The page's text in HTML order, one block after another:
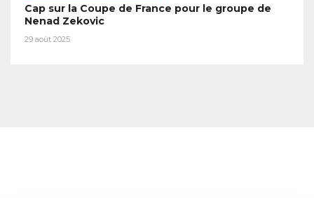
Cap sur la Coupe de France pour le groupe de
Nenad Zekovic
29 août 2025